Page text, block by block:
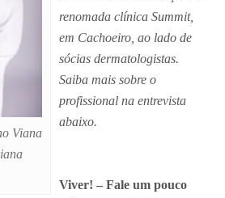
Viana
renomada clínica Summit,
em Cachoeiro, ao lado de
sócias dermatologistas.
Saiba mais sobre o
profissional na entrevista
abaixo.
Viver! – Fale um pouco